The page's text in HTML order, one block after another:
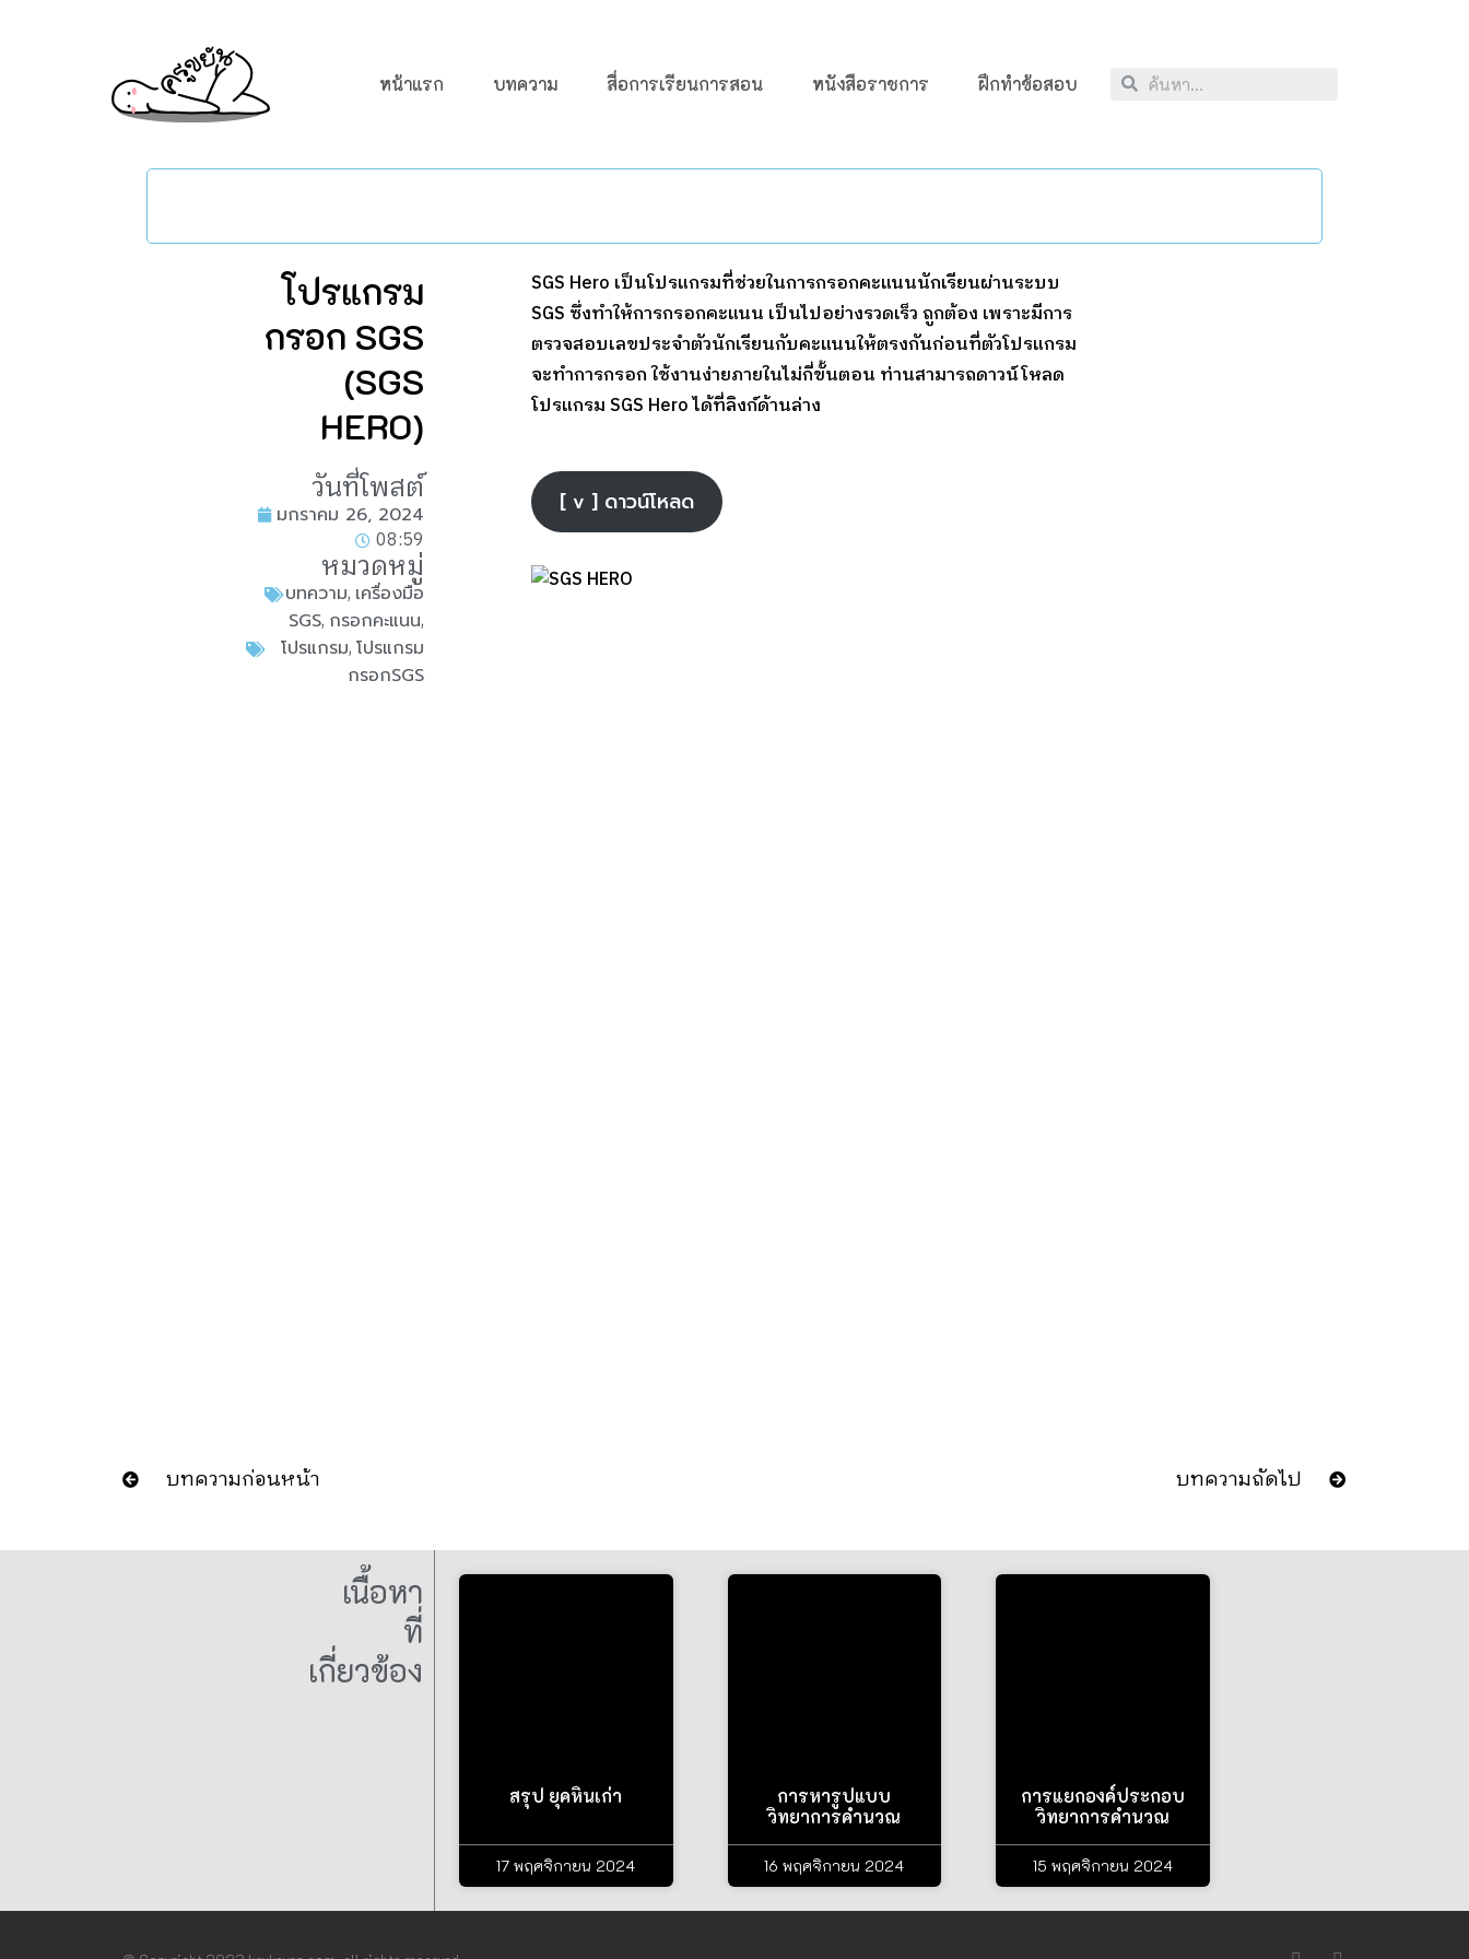
หน้าแรก บทความ สื่อการเรียนการสอน หนังสือราชการ ฝึกทำข้อสอบ
โปรแกรม
กรอก SGS
(SGS
HERO)
วันที่โพสต์
มกราคม 26, 2024
08:59
หมวดหมู่
บทความ, เครื่องมือ
SGS, กรอกคะแนน,
โปรแกรม, โปรแกรม
กรอกSGS
SGS Hero เป็นโปรแกรมที่ช่วยในการกรอกคะแนนนักเรียนผ่านระบบ
SGS ซึ่งทำให้การกรอกคะแนน เป็นไปอย่างรวดเร็ว ถูกต้อง เพราะมีการ
ตรวจสอบเลขประจำตัวนักเรียนกับคะแนนให้ตรงกันก่อนที่ตัวโปรแกรม
จะทำการกรอก ใช้งานง่ายภายในไม่กี่ขั้นตอน ท่านสามารถดาวน์โหลด
โปรแกรม SGS Hero ได้ที่ลิงก์ด้านล่าง
[ v ] ดาวน์โหลด
บทความก่อนหน้า บทความถัดไป
เนื้อหา
ที่
เกี่ยวข้อง
สรุป ยุคหินเก่า
17 พฤศจิกายน 2024
การหารูปแบบ
วิทยาการคำนวณ
16 พฤศจิกายน 2024
การแยกองค์ประกอบ
วิทยาการคำนวณ
15 พฤศจิกายน 2024